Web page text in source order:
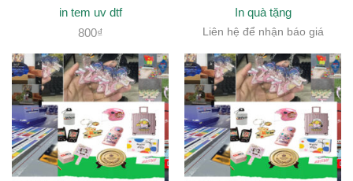
in tem uv dtf
800₫
In quà tặng
Liên hệ để nhận báo giá